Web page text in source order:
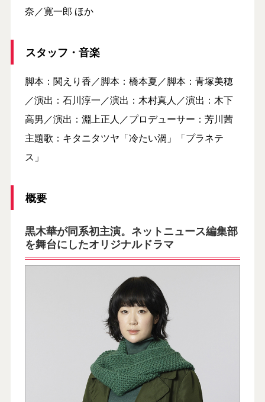
奈／寛一郎 ほか
スタッフ・音楽
脚本：関えり香／脚本：橋本夏／脚本：青塚美穂
／演出：石川淳一／演出：木村真人／演出：木下
高男／演出：淵上正人／プロデューサー：芳川茜
主題歌：キタニタツヤ「冷たい渦」「プラネテ
ス」
概要
黒木華が同系初主演。ネットニュース編集部
を舞台にしたオリジナルドラマ